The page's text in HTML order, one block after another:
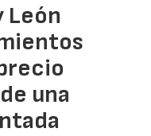
León
una